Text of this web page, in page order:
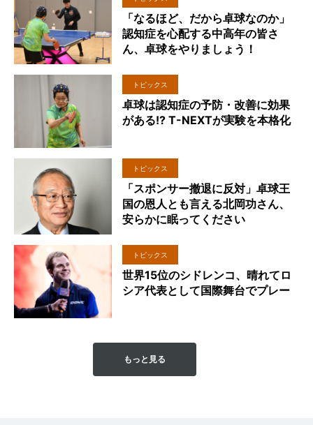
「なるほど、だから卓球なのか」
認知症を心配する中高年の皆さ
ん、卓球をやりましょう！
トピックス
卓球は認知症の予防・改善に効果
がある!? T-NEXTが実験を本格化
トピックス
「スポンサー撤退に反対」卓球王
国の恩人とも言える北岡功さん、
安らかに眠ってください
トピックス
世界15位のシドレンコ、晴れてロ
シア代表として国際舞台でプレー
もっと見る